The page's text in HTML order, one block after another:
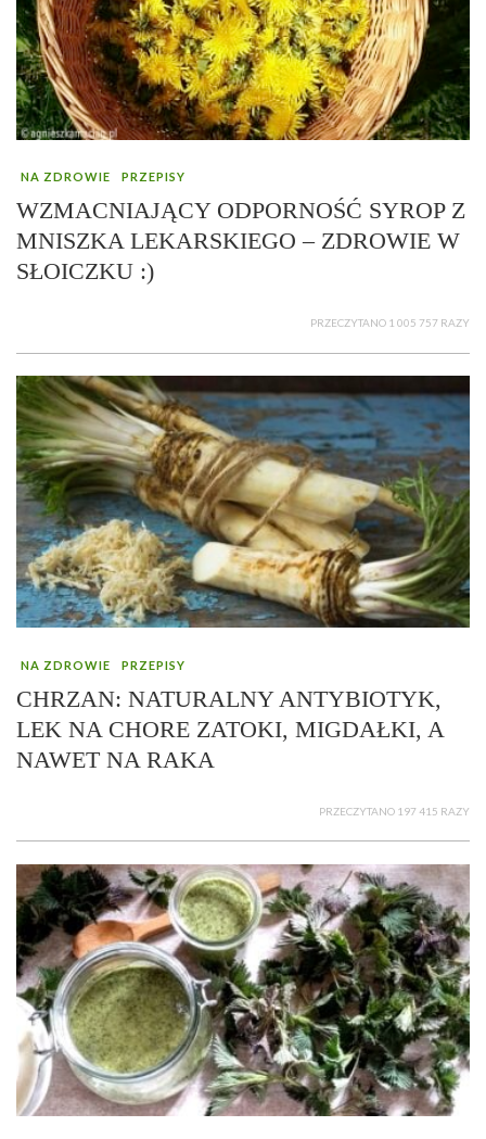
NA ZDROWIE PRZEPISY
WZMACNIAJĄCY ODPORNOŚĆ SYROP Z
MNISZKA LEKARSKIEGO – ZDROWIE W
SŁOICZKU :)
PRZECZYTANO 1 005 757 RAZY
NA ZDROWIE PRZEPISY
CHRZAN: NATURALNY ANTYBIOTYK,
LEK NA CHORE ZATOKI, MIGDAŁKI, A
NAWET NA RAKA
PRZECZYTANO 197 415 RAZY